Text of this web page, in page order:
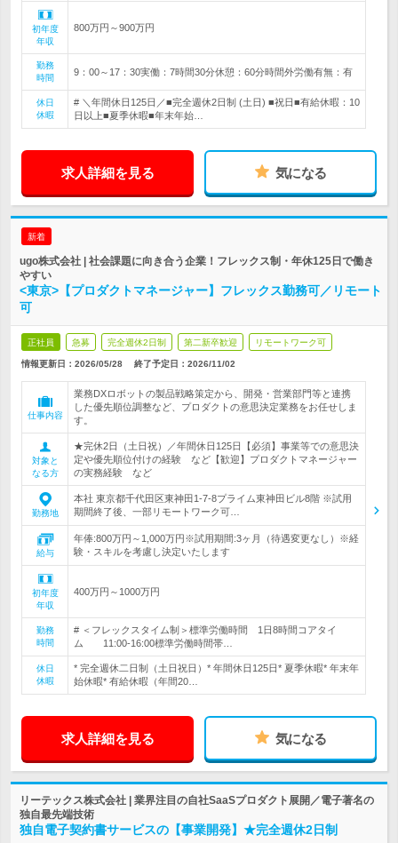
初年度
年収
800万円～900万円
勤務
時間
9：00～17：30実働：7時間30分休憩：60分時間外労働有無：有
休日
休暇
# ＼年間休日125日／■完全週休2日制 (土日) ■祝日■有給休暇：10
日以上■夏季休暇■年末年始…
求人詳細を見る 気になる
新着
ugo株式会社 | 社会課題に向き合う企業！フレックス制・年休125日で働き
やすい
<東京>【プロダクトマネージャー】フレックス勤務可／リモート
可
正社員 急募 完全週休2日制 第二新卒歓迎 リモートワーク可
情報更新日：2026/05/28 終了予定日： 2026/11/02
仕事内容
業務DXロボットの製品戦略策定から、開発・営業部門等と連携
した優先順位調整など、プロダクトの意思決定業務をお任せしま
す。
対象と
なる方
★完休2日（土日祝）／年間休日125日【必須】事業等での意思決
定や優先順位付けの経験 など【歓迎】プロダクトマネージャー
の実務経験 など
勤務地
本社 東京都千代田区東神田1-7-8プライム東神田ビル8階 ※試用
期間終了後、一部リモートワーク可…
給与
年俸:800万円～1,000万円※試用期間:3ヶ月（待遇変更なし）※経
験・スキルを考慮し決定いたします
初年度
年収
400万円～1000万円
勤務
時間
# ＜フレックスタイム制＞標準労働時間 1日8時間コアタイ
ム 11:00-16:00標準労働時間帯…
休日
休暇
* 完全週休二日制（土日祝日）* 年間休日125日* 夏季休暇* 年末年
始休暇* 有給休暇（年間20…
求人詳細を見る 気になる
リーテックス株式会社 | 業界注目の自社SaaSプロダクト展開／電子著名の
独自最先端技術
独自電子契約書サービスの【事業開発】★完全週休2日制